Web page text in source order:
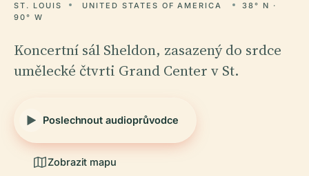
ST. LOUIS UNITED STATES OF AMERICA
38° N ·
90° W
Koncertní sál Sheldon, zasazený do srdce
umělecké čtvrti Grand Center v St.
Poslechnout audioprůvodce
Zobrazit mapu